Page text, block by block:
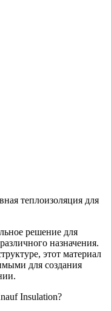
теплоизоляция для
решение для
назначения.
этот материал
для создания
Insulation?